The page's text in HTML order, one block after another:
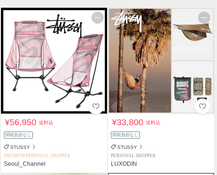
¥56,950送料込
関税負担なし
STUSSY
PREMIUM PERSONAL SHOPPER
Seoul_Channel
¥33,800送料込
関税負担なし
STUSSY
PERSONAL SHOPPER
LUXODIN